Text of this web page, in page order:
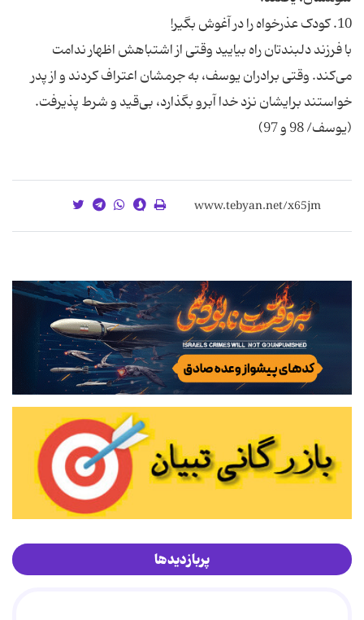
با فرزند دلبندتان راه بیایید وقتی از اشتباهش اظهار ندامت
می‌کند. وقتی برادران یوسف،‌ به جرمشان اعتراف کردند و از پدر
خواستند برایشان نزد خدا آبرو بگذارد،‌ بی‌قید و شرط پذیرفت.
(یوسف/ 98 و 97)
پربازدیدها